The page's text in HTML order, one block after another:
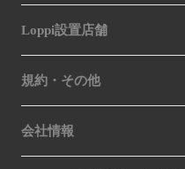
Loppi設置店舗
規約・その他
会社情報